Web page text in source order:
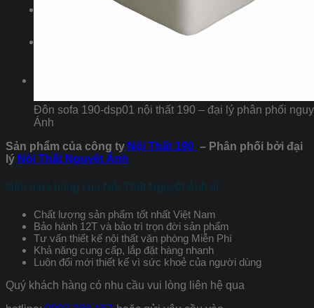
Đôn sofa 190-dsp01 nội thất 190 – đại lý phân phối
Ánh
Sản phẩm của công ty Nội Thất 190 – Phân phối bởi đại
lý Nội Thất Nguyệt Ánh
Nên mua hàng của Nội Thất Nguyệt Ánh vì:
Chất lượng sản phẩm tốt nhất Việt Nam
Bảo hành 12T và bảo trì trọn đời sản phẩm
Tư vấn thiết kế nội thất văn phòng Miễn Phí
Khả năng cung cấp, lắp đặt hàng nhanh
Luôn đổi mới thiết kế vì sức khoẻ của người dùng
Quý khách hàng có nhu cầu vui lòng liên hệ qua